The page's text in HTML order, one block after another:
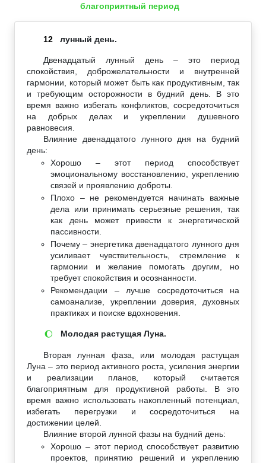
благоприятный период
12 лунный день.
Двенадцатый лунный день – это период
спокойствия, доброжелательности и внутренней
гармонии, который может быть как продуктивным, так
и требующим осторожности в будний день. В это
время важно избегать конфликтов, сосредоточиться
на добрых делах и укреплении душевного
равновесия.
Влияние двенадцатого лунного дня на будний
день:
Хорошо – этот период способствует
эмоциональному восстановлению, укреплению
связей и проявлению доброты.
Плохо – не рекомендуется начинать важные
дела или принимать серьезные решения, так
как день может привести к энергетической
пассивности.
Почему – энергетика двенадцатого лунного дня
усиливает чувствительность, стремление к
гармонии и желание помогать другим, но
требует спокойствия и осознанности.
Рекомендации – лучше сосредоточиться на
самоанализе, укреплении доверия, духовных
практиках и поиске вдохновения.
🌔 Молодая растущая Луна.
Вторая лунная фаза, или молодая растущая
Луна – это период активного роста, усиления энергии
и реализации планов, который считается
благоприятным для продуктивной работы. В это
время важно использовать накопленный потенциал,
избегать перегрузки и сосредоточиться на
достижении целей.
Влияние второй лунной фазы на будний день:
Хорошо – этот период способствует развитию
проектов, принятию решений и укреплению